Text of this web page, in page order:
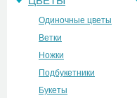
Одиночные цветы
Ветки
Ножки
Подбукетники
Букеты